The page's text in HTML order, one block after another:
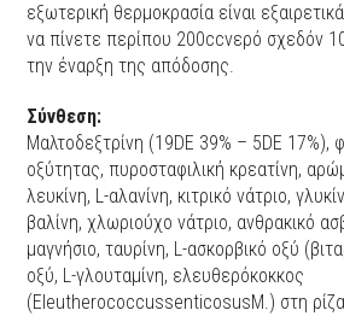
εξωτερική θερμοκρασία είναι
να πίνετε περίπου 200ccνερό σχεδόν
την έναρξη της απόδοσης.
Σύνθεση:
Μαλτοδεξτρίνη (19DE 39% – 5DE 17%),
οξύτητας, πυροσταφιλική κρεατίνη,
λευκίνη, L-αλανίνη, κιτρικό νάτριο,
βαλίνη, χλωριούχο νάτριο, ανθρακικό
μαγνήσιο, ταυρίνη, L-ασκορβικό οξύ
οξύ, L-γλουταμίνη, ελευθερόκοκκος
(EleutherococcussenticosusM.) στη ρίζα